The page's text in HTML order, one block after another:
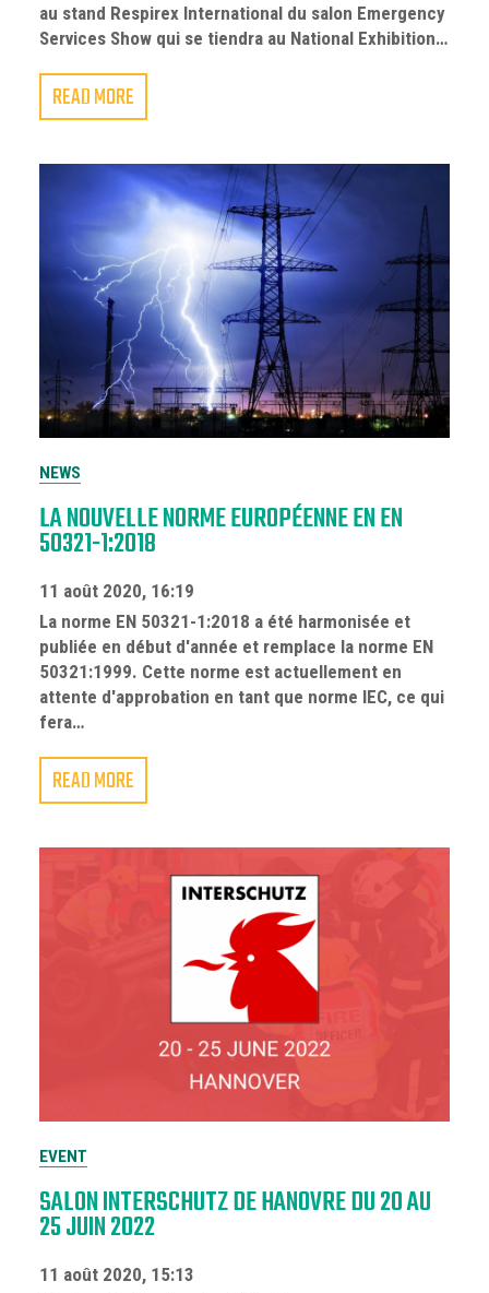
au stand Respirex International du salon Emergency
Services Show qui se tiendra au National Exhibition…
READ MORE
NEWS
LA NOUVELLE NORME EUROPÉENNE EN EN
50321-1:2018
11 août 2020, 16:19
La norme EN 50321-1:2018 a été harmonisée et
publiée en début d'année et remplace la norme EN
50321:1999. Cette norme est actuellement en
attente d'approbation en tant que norme IEC, ce qui
fera…
READ MORE
EVENT
SALON INTERSCHUTZ DE HANOVRE DU 20 AU
25 JUIN 2022
11 août 2020, 15:13